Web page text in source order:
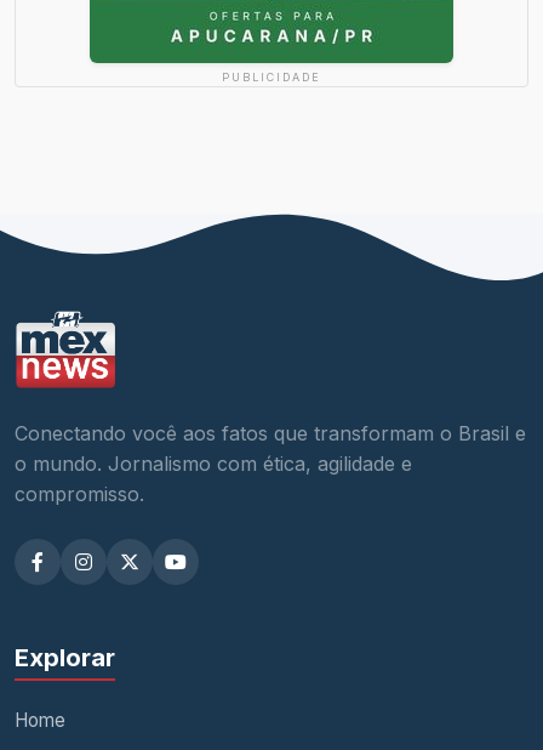
PUBLICIDADE
Conectando você aos fatos que transformam o Brasil e
o mundo. Jornalismo com ética, agilidade e
compromisso.
Explorar
Home